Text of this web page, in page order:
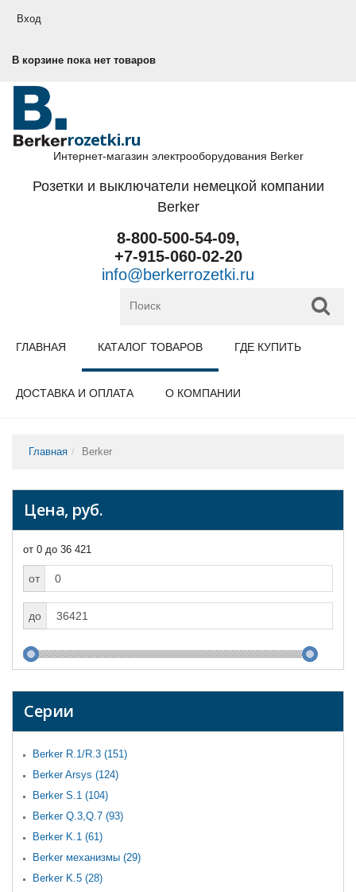
Вход
В корзине пока нет товаров
rozetki.ru
Интернет-магазин электрооборудования Berker
Розетки и выключатели немецкой компании
Berker
8-800-500-54-09,
+7-915-060-02-20
info@berkerrozetki.ru
ГЛАВНАЯ КАТАЛОГ ТОВАРОВ ГДЕ КУПИТЬ
ДОСТАВКА И ОПЛАТА О КОМПАНИИ
Главная Berker
Цена, руб.
от 0 до 36 421
от
до
Серии
Berker R.1/R.3 (151)
Berker Arsys (124)
Berker S.1 (104)
Berker Q.3,Q.7 (93)
Berker K.1 (61)
Berker механизмы (29)
Berker K.5 (28)